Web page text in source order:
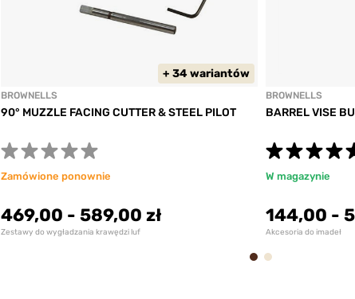
+ 34 wariantów
BROWNELLS
90° MUZZLE FACING CUTTER & STEEL PILOT
Zestawy do wygładzania krawędzi luf
Zamówione ponownie
469,00 - 589,00 zł
BROWNELLS
BARREL VISE
Akcesoria do imadeł
W magazynie
144,00 -